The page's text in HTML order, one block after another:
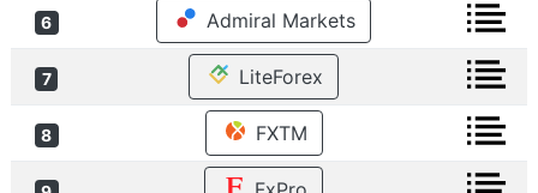
6 Admiral Markets
7 LiteForex
8 FXTM